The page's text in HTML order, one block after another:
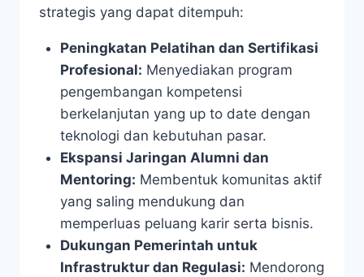
strategis yang dapat ditempuh:
Peningkatan Pelatihan dan Sertifikasi
Profesional: Menyediakan program
pengembangan kompetensi
berkelanjutan yang up to date dengan
teknologi dan kebutuhan pasar.
Ekspansi Jaringan Alumni dan
Mentoring: Membentuk komunitas aktif
yang saling mendukung dan
memperluas peluang karir serta bisnis.
Dukungan Pemerintah untuk
Infrastruktur dan Regulasi: Mendorong